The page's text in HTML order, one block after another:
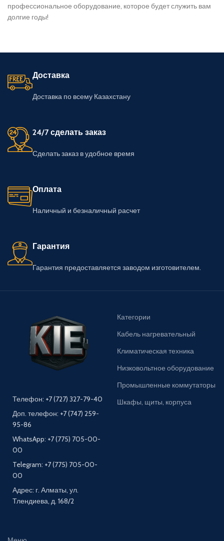
профессиональное оборудование, которое будет служить вам
долгие годы!
Доставка
Доставка по всему Казахстану
24/7 сделать заказ
Сделать заказ в удобное время
Оплата
Наличный и безналичный расчет
Гарантия
Гарантия предоставляется заводом изготовителем.
Телефон: +7 (727) 327-79-40
Доп. телефон: +7 (747) 259-
95-86
WhatsApp: +7 (775) 705-00-
00
Telegram: +7 (775) 705-00-
00
Адрес: г. Алматы, ул.
Тлендиева, д. 168/2
Категории
Кабель нагревательный
Климатическая техника
Низковольтное оборудование
Промышленные коммутаторы
Шкафы, щиты, корпуса